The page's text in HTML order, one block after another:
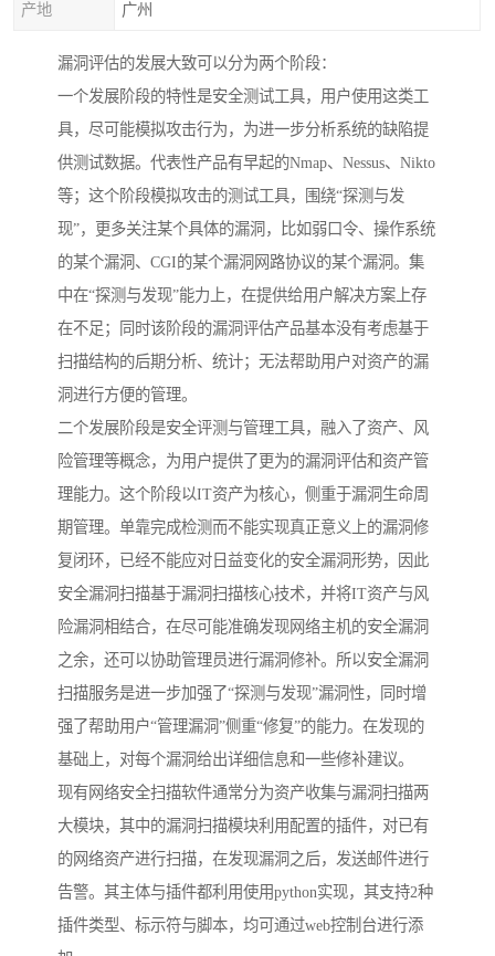
产地 广州
漏洞评估的发展大致可以分为两个阶段：
一个发展阶段的特性是安全测试工具，用户使用这类工
具，尽可能模拟攻击行为，为进一步分析系统的缺陷提
供测试数据。代表性产品有早起的Nmap、Nessus、Nikto
等；这个阶段模拟攻击的测试工具，围绕“探测与发
现”，更多关注某个具体的漏洞，比如弱口令、操作系统
的某个漏洞、CGI的某个漏洞网路协议的某个漏洞。集
中在“探测与发现”能力上，在提供给用户解决方案上存
在不足；同时该阶段的漏洞评估产品基本没有考虑基于
扫描结构的后期分析、统计；无法帮助用户对资产的漏
洞进行方便的管理。
二个发展阶段是安全评测与管理工具，融入了资产、风
险管理等概念，为用户提供了更为的漏洞评估和资产管
理能力。这个阶段以IT资产为核心，侧重于漏洞生命周
期管理。单靠完成检测而不能实现真正意义上的漏洞修
复闭环，已经不能应对日益变化的安全漏洞形势，因此
安全漏洞扫描基于漏洞扫描核心技术，并将IT资产与风
险漏洞相结合，在尽可能准确发现网络主机的安全漏洞
之余，还可以协助管理员进行漏洞修补。所以安全漏洞
扫描服务是进一步加强了“探测与发现”漏洞性，同时增
强了帮助用户“管理漏洞”侧重“修复”的能力。在发现的
基础上，对每个漏洞给出详细信息和一些修补建议。
现有网络安全扫描软件通常分为资产收集与漏洞扫描两
大模块，其中的漏洞扫描模块利用配置的插件，对已有
的网络资产进行扫描，在发现漏洞之后，发送邮件进行
告警。其主体与插件都利用使用python实现，其支持2种
插件类型、标示符与脚本，均可通过web控制台进行添